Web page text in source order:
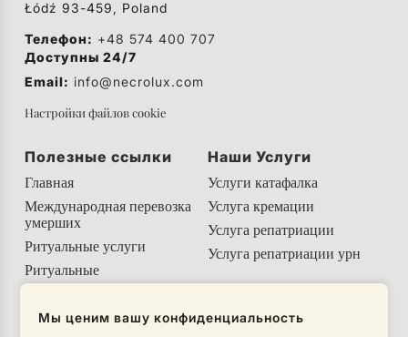
Łódź 93-459, Poland
Телефон: +48 574 400 707
Доступны 24/7
Email: info@necrolux.com
Настройки файлов cookie
Полезные ссылки
Главная
Международная перевозка
умерших
Ритуальные услуги
Ритуальные
принадлежности
Полезная информация
Наши Услуги
Услуги катафалка
Услуга кремации
Услуга репатриации
Услуга репатриации урн
Мы ценим вашу конфиденциальность